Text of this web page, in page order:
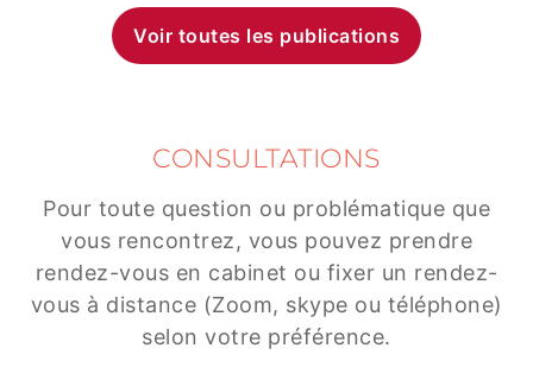
Voir toutes les publications
CONSULTATIONS
Pour toute question ou problématique que
vous rencontrez, vous pouvez prendre
rendez-vous en cabinet ou fixer un rendez-
vous à distance (Zoom, skype ou téléphone)
selon votre préférence.